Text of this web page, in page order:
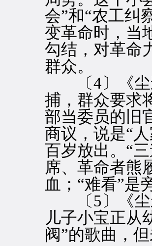
会”和“农工纠
变革命时，当
勾结，对革命
群众。
〔4〕《尘
捕，群众要求
部当委员的旧
商议，说是“
百岁放出。“
席、革命者熊
血；“难看”是
〔5〕《尘
儿子小宝正从
阀”的歌曲，